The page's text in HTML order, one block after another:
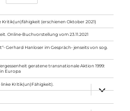
Kritik(un)fähigkeit (erschienen Oktober 2021)
Online-Buchvorstellung vom 23.11.2021
Gerhard Hanloser im Gespräch- jenseits von sog.
geratene transnationale Aktion 1999:
Europa
Kritik(un)Fähigkeit).
anzeigen